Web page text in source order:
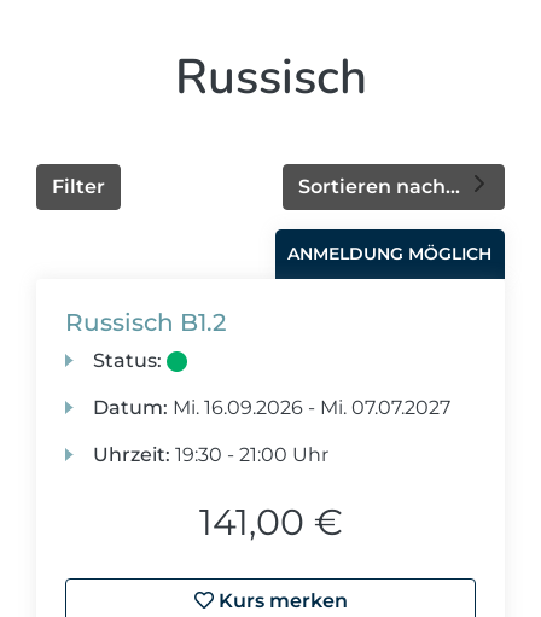
Russisch
Sortieren nach...
Filter
ANMELDUNG MÖGLICH
Russisch B1.2
Status:
Datum: Mi. 16.09.2026 - Mi. 07.07.2027
Uhrzeit: 19:30 - 21:00 Uhr
141,00 €
Kurs merken